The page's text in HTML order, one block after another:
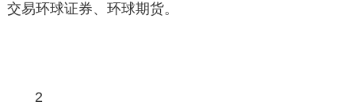
交易环球证券、环球期货。
2